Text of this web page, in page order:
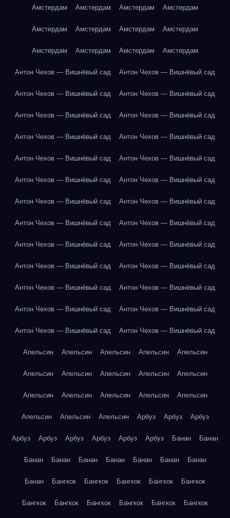
Амстердам Амстердам Амстердам Амстердам
Амстердам Амстердам Амстердам Амстердам
Амстердам Амстердам Амстердам Амстердам
Антон Чехов — Вишнёвый сад Антон Чехов — Вишнёвый сад
Антон Чехов — Вишнёвый сад Антон Чехов — Вишнёвый сад
Антон Чехов — Вишнёвый сад Антон Чехов — Вишнёвый сад
Антон Чехов — Вишнёвый сад Антон Чехов — Вишнёвый сад
Антон Чехов — Вишнёвый сад Антон Чехов — Вишнёвый сад
Антон Чехов — Вишнёвый сад Антон Чехов — Вишнёвый сад
Антон Чехов — Вишнёвый сад Антон Чехов — Вишнёвый сад
Антон Чехов — Вишнёвый сад Антон Чехов — Вишнёвый сад
Антон Чехов — Вишнёвый сад Антон Чехов — Вишнёвый сад
Антон Чехов — Вишнёвый сад Антон Чехов — Вишнёвый сад
Антон Чехов — Вишнёвый сад Антон Чехов — Вишнёвый сад
Антон Чехов — Вишнёвый сад Антон Чехов — Вишнёвый сад
Антон Чехов — Вишнёвый сад Антон Чехов — Вишнёвый сад
Апельсин Апельсин Апельсин Апельсин Апельсин
Апельсин Апельсин Апельсин Апельсин Апельсин
Апельсин Апельсин Апельсин Апельсин Апельсин
Апельсин Апельсин Апельсин Арбуз Арбуз Арбуз
Арбуз Арбуз Арбуз Арбуз Арбуз Арбуз Банан Банан
Банан Банан Банан Банан Банан Банан Банан
Банан Бангкок Бангкок Бангкок Бангкок Бангкок
Бангкок Бангкок Бангкок Бангкок Бангкок Бангкок